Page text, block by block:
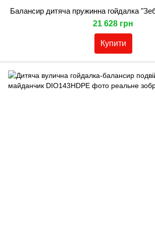
Балансир дитяча пружинна гойдалка
21 628 грн
Купити